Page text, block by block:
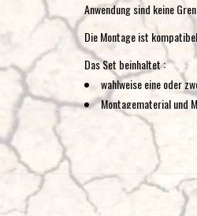
Anwendung sind keine
Die Montage ist
Das Set beinhaltet :
wahlweise eine oder
Montagematerial und
Einbauanleitung
Technische Spezifikation